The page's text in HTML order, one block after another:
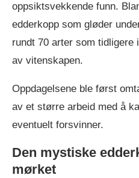
oppsiktsvekkende funn.
edderkopp som gløder
rundt 70 arter som
av vitenskapen.
Oppdagelsene ble først
av et større arbeid med å
eventuelt forsvinner.
Den mystiske
mørket